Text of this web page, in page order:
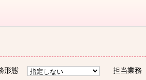
形態 担当業務